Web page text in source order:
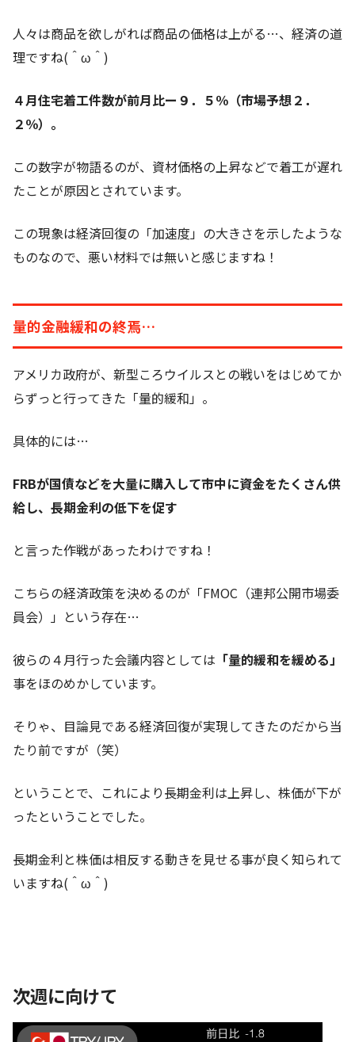
人々は商品を欲しがれば商品の価格は上がる…、経済の道
理ですね(＾ω＾)
４月住宅着工件数が前月比ー９．５％（市場予想２．
２％）。
この数字が物語るのが、資材価格の上昇などで着工が遅れ
たことが原因とされています。
この現象は経済回復の「加速度」の大きさを示したような
ものなので、悪い材料では無いと感じますね！
量的金融緩和の終焉…
アメリカ政府が、新型ころウイルスとの戦いをはじめてか
らずっと行ってきた「量的緩和」。
具体的には…
FRBが国債などを大量に購入して市中に資金をたくさん供
給し、長期金利の低下を促す
と言った作戦があったわけですね！
こちらの経済政策を決めるのが「FMOC（連邦公開市場委
員会）」という存在…
彼らの４月行った会議内容としては 「量的緩和を緩める」
事をほのめかしています。
そりゃ、目論見である経済回復が実現してきたのだから当
たり前ですが（笑）
ということで、これにより長期金利は上昇し、株価が下が
ったということでした。
長期金利と株価は相反する動きを見せる事が良く知られて
いますね(＾ω＾)
次週に向けて